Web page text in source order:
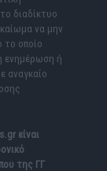
διαδίκτυο
να μην
το οποίο
ενημέρωση ή
αναγκαίο
είναι
της ΓΓ